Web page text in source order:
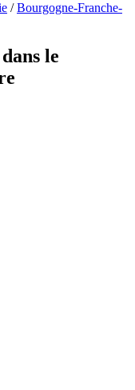
/Bourgogne-Franche-
le